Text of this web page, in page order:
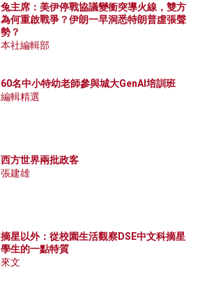
兔主席：美伊停戰協議變衝突導火線，雙方
為何重啟戰爭？伊朗一早洞悉特朗普虛張聲
勢？
本社編輯部
60名中小特幼老師參與城大GenAI培訓班
編輯精選
西方世界兩批政客
張建雄
摘星以外：從校園生活觀察DSE中文科摘星
學生的一點特質
來文